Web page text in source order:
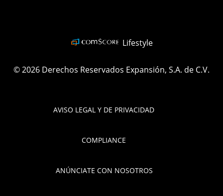
AVISO LEGAL Y DE PRIVACIDAD
COMPLIANCE
ANÚNCIATE CON NOSOTROS
Lifestyle
© 2026 Derechos Reservados Expansión, S.A. de C.V.